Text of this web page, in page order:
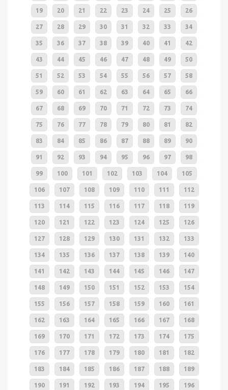
19 20 21 22 23 24 25 26
27 28 29 30 31 32 33 34
35 36 37 38 39 40 41 42
43 44 45 46 47 48 49 50
51 52 53 54 55 56 57 58
59 60 61 62 63 64 65 66
67 68 69 70 71 72 73 74
75 76 77 78 79 80 81 82
83 84 85 86 87 88 89 90
91 92 93 94 95 96 97 98
99 100 101 102 103 104 105
106 107 108 109 110 111 112
113 114 115 116 117 118 119
120 121 122 123 124 125 126
127 128 129 130 131 132 133
134 135 136 137 138 139 140
141 142 143 144 145 146 147
148 149 150 151 152 153 154
155 156 157 158 159 160 161
162 163 164 165 166 167 168
169 170 171 172 173 174 175
176 177 178 179 180 181 182
183 184 185 186 187 188 189
190 191 192 193 194 195 196